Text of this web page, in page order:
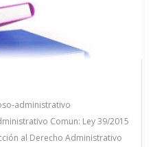
administrativo
Comun: Ley 39/2015
al Derecho Administrativo